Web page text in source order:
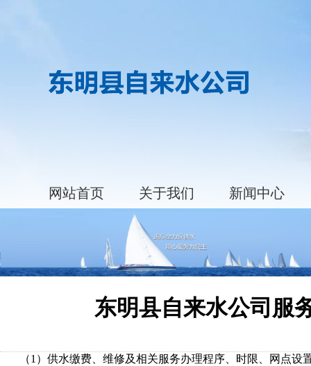
网站首页 关于我们 新闻中心
东明县自来水公司服
（1 ） 供水缴费、维修及相关服务办理程序、时限、网点设